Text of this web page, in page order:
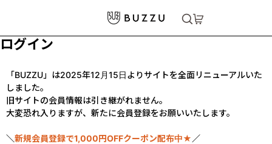
ログイン
「BUZZU」は2025年12月15日よりサイトを全面リニューアルいた
しました。
旧サイトの会員情報は引き継がれません。
大変恐れ入りますが、新たに会員登録をお願いいたします。
＼新規会員登録で1,000円OFFクーポン配布中★ ／